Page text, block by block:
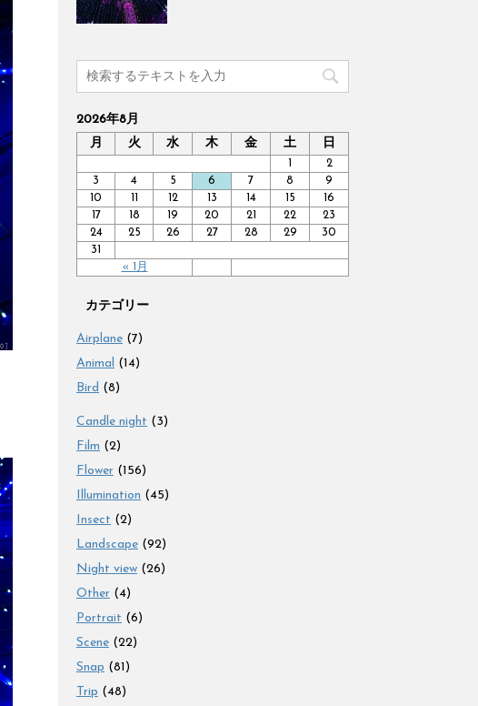
2026年8月
月
火 水 木 金 土 日
« 1月
1
2
3
4 5 6 7 8
9
10
11 12 13 14 15
16
17
18 19 20 21 22
23
24
25 26 27 28 29
30
31
カテゴリー
Airplane (7)
Animal (14)
Bird (8)
Candle night (3)
Film (2)
Flower (156)
Illumination (45)
Insect (2)
Landscape (92)
Night view (26)
Other (4)
Portrait (6)
Scene (22)
Snap (81)
Trip (48)